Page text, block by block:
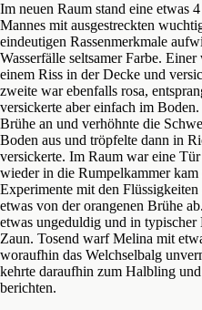
Im neuen Raum stand eine etwas
Mannes mit ausgestreckten
eindeutigen Rassenmerkmale
Wasserfälle seltsamer Farbe.
einem Riss in der Decke und
zweite war ebenfalls rosa,
versickerte aber einfach im
Brühe an und verhöhnte die
Boden aus und tröpfelte dann in
versickerte. Im Raum war eine
wieder in die Rumpelkammer
Experimente mit den
etwas von der orangenen Brühe
etwas ungeduldig und in
Zaun. Tosend warf Melina mit
woraufhin das Welchselbalg
kehrte daraufhin zum Halbling
berichten.